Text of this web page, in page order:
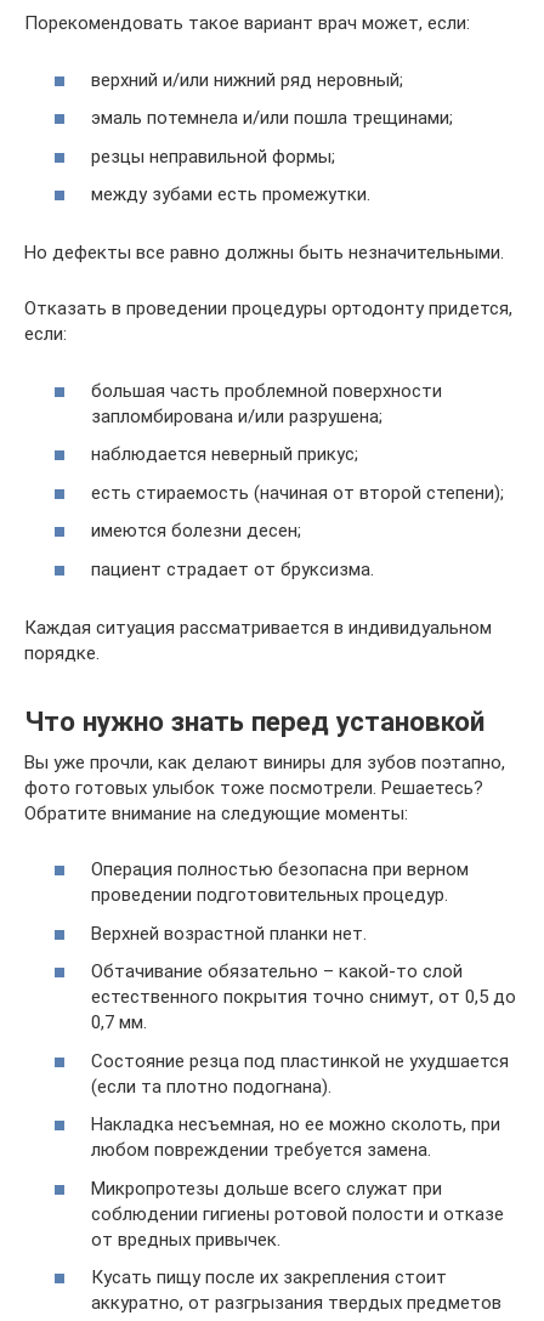
Порекомендовать такое вариант врач может, если:
верхний и/или нижний ряд неровный;
эмаль потемнела и/или пошла трещинами;
резцы неправильной формы;
между зубами есть промежутки.
Но дефекты все равно должны быть незначительными.
Отказать в проведении процедуры ортодонту придется,
если:
большая часть проблемной поверхности
запломбирована и/или разрушена;
наблюдается неверный прикус;
есть стираемость (начиная от второй степени);
имеются болезни десен;
пациент страдает от бруксизма.
Каждая ситуация рассматривается в индивидуальном
порядке.
Что нужно знать перед установкой
Вы уже прочли, как делают виниры для зубов поэтапно,
фото готовых улыбок тоже посмотрели. Решаетесь?
Обратите внимание на следующие моменты:
Операция полностью безопасна при верном
проведении подготовительных процедур.
Верхней возрастной планки нет.
Обтачивание обязательно – какой-то слой
естественного покрытия точно снимут, от 0,5 до
0,7 мм.
Состояние резца под пластинкой не ухудшается
(если та плотно подогнана).
Накладка несъемная, но ее можно сколоть, при
любом повреждении требуется замена.
Микропротезы дольше всего служат при
соблюдении гигиены ротовой полости и отказе
от вредных привычек.
Кусать пищу после их закрепления стоит
аккуратно, от разгрызания твердых предметов